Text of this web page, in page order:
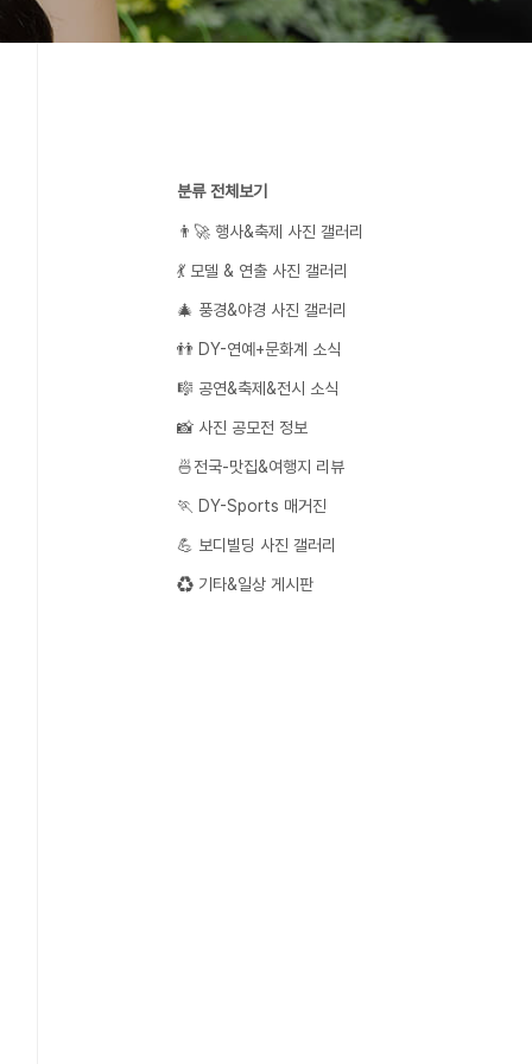
분류 전체보기
👨‍🚀 행사&축제 사진 갤러리
💃 모델 & 연출 사진 갤러리
🎄 풍경&야경 사진 갤러리
👬 DY-연예+문화계 소식
🎼 공연&축제&전시 소식
📸 사진 공모전 정보
🍜전국-맛집&여행지 리뷰
🏃 DY-Sports 매거진
💪 보디빌딩 사진 갤러리
♻️ 기타&일상 게시판